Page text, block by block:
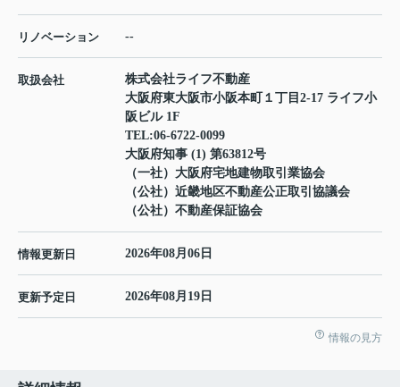
リノベーション --
取扱会社
株式会社ライフ不動産
大阪府東大阪市小阪本町１丁目2-17 ライフ小
阪ビル 1F
TEL:06-6722-0099
大阪府知事 (1) 第63812号
（一社）大阪府宅地建物取引業協会
（公社）近畿地区不動産公正取引協議会
（公社）不動産保証協会
情報更新日 2026年08月06日
更新予定日 2026年08月19日
情報の見方